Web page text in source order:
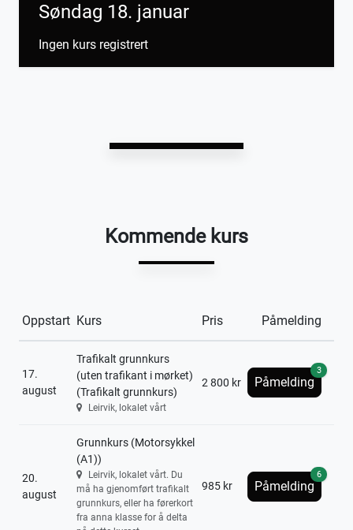
Søndag 18. januar
Ingen kurs registrert
Kommende kurs
Oppstart Kurs Pris Påmelding
17.
august
Trafikalt grunnkurs
(uten trafikant i mørket)
(Trafikalt grunnkurs)
Leirvik, lokalet vårt
2 800 kr Påmelding
3
20.
august
Grunnkurs (Motorsykkel
(A1))
Leirvik, lokalet vårt. Du
må ha gjenomført trafikalt
grunnkurs, eller ha førerkort
fra anna klasse for å delta
985 kr Påmelding
6